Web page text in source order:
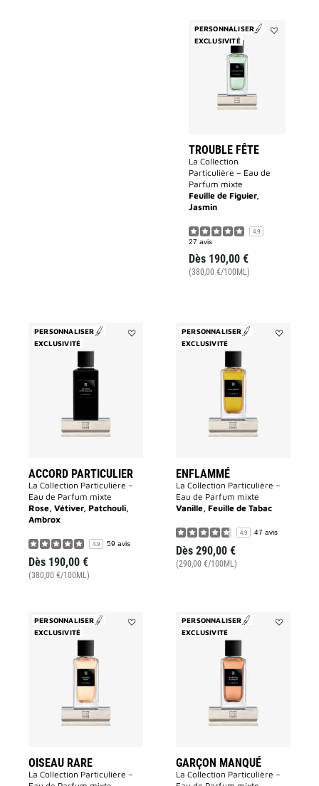
PERSONNALISER
EXCLUSIVITÉ
TROUBLE FÊTE
La Collection
Particulière – Eau de
Parfum mixte
Feuille de Figuier,
Jasmin
4.9
27 avis
Dès 190,00 €
(380,00 €/100ML)
PERSONNALISER
EXCLUSIVITÉ
ACCORD PARTICULIER
La Collection Particulière –
Eau de Parfum mixte
Rose, Vétiver, Patchouli,
Ambrox
4.9 59 avis
Dès 190,00 €
(380,00 €/100ML)
PERSONNALISER
EXCLUSIVITÉ
ENFLAMMÉ
La Collection Particulière –
Eau de Parfum mixte
Vanille, Feuille de Tabac
4.9 47 avis
Dès 290,00 €
(290,00 €/100ML)
PERSONNALISER
EXCLUSIVITÉ
OISEAU RARE
La Collection Particulière –
PERSONNALISER
EXCLUSIVITÉ
GARÇON MANQUÉ
La Collection Particulière –